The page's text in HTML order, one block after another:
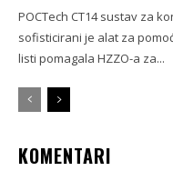
POCTech CT14 sustav za
sofisticirani je alat za
listi pomagala HZZO-a za...
KOMENTARI